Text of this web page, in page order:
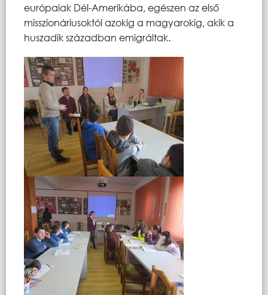
európaiak Dél-Amerikába, egészen az első
misszionáriusoktól azokig a magyarokig, akik a
huszadik században emigráltak.